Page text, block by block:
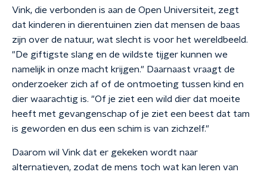
Vink, die verbonden is aan de Open Universiteit, zegt
dat kinderen in dierentuinen zien dat mensen de baas
zijn over de natuur, wat slecht is voor het wereldbeeld.
"De giftigste slang en de wildste tijger kunnen we
namelijk in onze macht krijgen." Daarnaast vraagt de
onderzoeker zich af of de ontmoeting tussen kind en
dier waarachtig is. "Of je ziet een wild dier dat moeite
heeft met gevangenschap of je ziet een beest dat tam
is geworden en dus een schim is van zichzelf."
Daarom wil Vink dat er gekeken wordt naar
alternatieven, zodat de mens toch wat kan leren van